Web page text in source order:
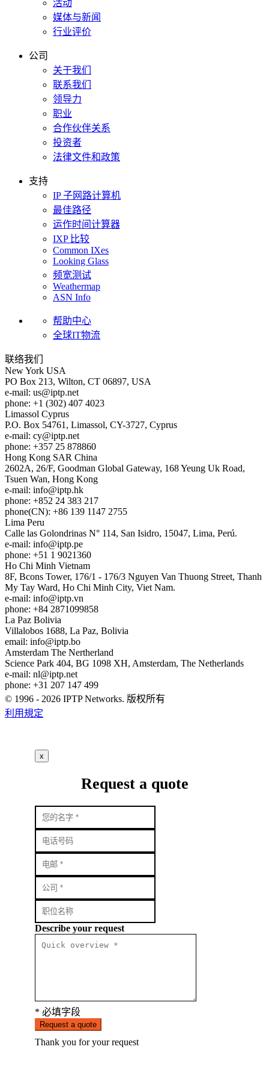
活动
媒体与新闻
行业评价
公司
关于我们
联系我们
领导力
职业
合作伙伴关系
投资者
法律文件和政策
支持
IP 子网路计算机
最佳路径
运作时间计算器
IXP 比较
Common IXes
Looking Glass
频宽测试
Weathermap
ASN Info
帮助中心
全球IT物流
联络我们
New York USA
PO Box 213, Wilton, CT 06897, USA
e-mail: us
iptp.net
phone: +1 (302) 407 4023
Limassol Cyprus
P.O. Box 54761, Limassol, CY-3727, Cyprus
e-mail: cy
iptp.net
phone: +357 25 878860
Hong Kong SAR China
2602A, 26/F, Goodman Global Gateway, 168 Yeung Uk Road,
Tsuen Wan, Hong Kong
e-mail: info
iptp.hk
phone: +852 24 383 217
phone(CN): +86 139 1147 2755
Lima Peru
Calle las Golondrinas N° 114, San Isidro, 15047, Lima, Perú.
e-mail: info
iptp.pe
phone: +51 1 9021360
Ho Chi Minh Vietnam
8F, Bcons Tower, 176/1 - 176/3 Nguyen Van Thuong Street, Thanh
My Tay Ward, Ho Chi Minh City, Viet Nam.
e-mail: info
iptp.vn
phone: +84 2871099858
La Paz Bolivia
Villalobos 1688, La Paz, Bolivia
email: info
iptp.bo
Amsterdam The Nertherland
Science Park 404, BG 1098 XH, Amsterdam, The Netherlands
e-mail: nl
iptp.net
phone: +31 207 147 499
© 1996 - 2026 IPTP Networks. 版权所有
利用規定
x
Request a quote
Describe your request
* 必填字段
Request a quote
Thank you for your request